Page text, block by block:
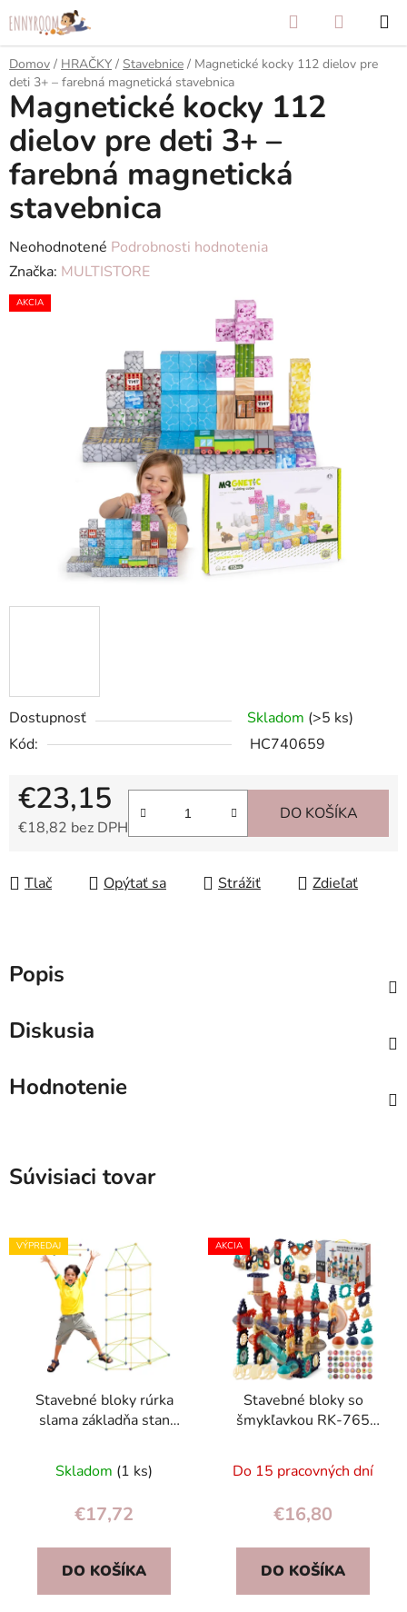
na
obsah
Hľadať
KOŠÍK
Domov / HRAČKY / Stavebnice / Magnetické kocky 112 dielov pre
deti 3+ – farebná magnetická stavebnica
Dostupnosť Skladom (>5 ks)
Kód:
HC740659
€23,15
€18,82 bez DPH
DO KOŠÍKA
Tlač Opýtať sa Strážiť Zdieľať
Magnetické kocky 112
dielov pre deti 3+ –
farebná magnetická
stavebnica
Priemerné
hodnotenie
produktu
Neohodnotené Podrobnosti hodnotenia
Značka: MULTISTORE
AKCIA
Popis
Diskusia
Hodnotenie
Súvisiaci tovar
VÝPREDAJ
Stavebné bloky rúrka
slama základňa stan
Skladom (1 ks)
€17,72
DO KOŠÍKA
AKCIA
Stavebné bloky so
šmykľavkou RK-765
Do 15 pracovných dní
€16,80
DO KOŠÍKA